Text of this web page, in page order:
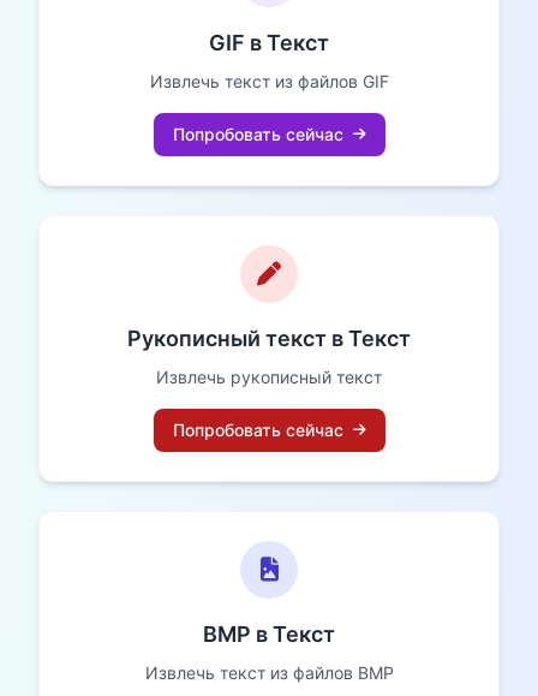
GIF в Текст
Извлечь текст из файлов GIF
Попробовать сейчас
Рукописный текст в Текст
Извлечь рукописный текст
Попробовать сейчас
BMP в Текст
Извлечь текст из файлов BMP